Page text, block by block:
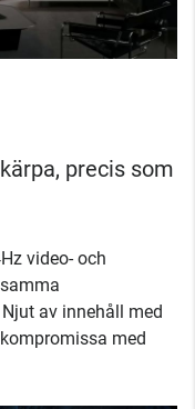
precis som
video- och
av innehåll med
med